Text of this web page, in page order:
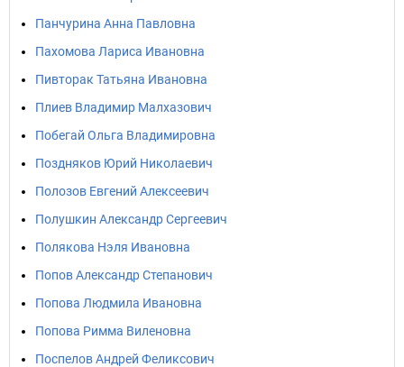
Панчурина Анна Павловна
Пахомова Лариса Ивановна
Пивторак Татьяна Ивановна
Плиев Владимир Малхазович
Побегай Ольга Владимировна
Поздняков Юрий Николаевич
Полозов Евгений Алексеевич
Полушкин Александр Сергеевич
Полякова Нэля Ивановна
Попов Александр Степанович
Попова Людмила Ивановна
Попова Римма Виленовна
Поспелов Андрей Феликсович